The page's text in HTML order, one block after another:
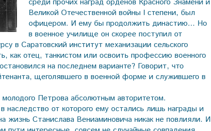
Великой Отечественной войны I степени, был
офицером. И ему бы продолжить династию… Но
в военное училище он скорее поступил от
в Саратовский институт механизации сельского
как отец, танкистом или освоить профессию военного
на последнем варианте? Говорит, что
щеголявшего в военной форме и служившего в
Петрова абсолютным авторитетом.
наследство от которого ему остались лишь награды и
жизнь Станислава Вениаминовича никак не повлияли. И